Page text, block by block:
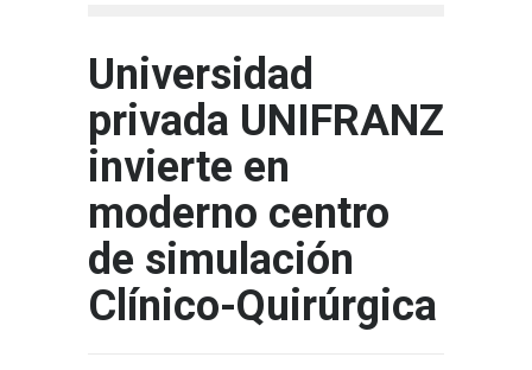
Universidad
privada UNIFRANZ
invierte en
moderno centro
de simulación
Clínico-Quirúrgica